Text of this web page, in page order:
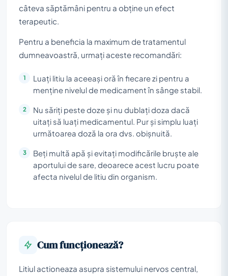
câteva săptămâni pentru a obține un efect
terapeutic.
Pentru a beneficia la maximum de tratamentul
dumneavoastră, urmați aceste recomandări:
Luați litiu la aceeași oră în fiecare zi pentru a
menține nivelul de medicament în sânge stabil.
Nu săriți peste doze și nu dublați doza dacă
uitați să luați medicamentul. Pur și simplu luați
următoarea doză la ora dvs. obișnuită.
Beți multă apă și evitați modificările bruște ale
aportului de sare, deoarece acest lucru poate
afecta nivelul de litiu din organism.
Cum funcționează?
Litiul actioneaza asupra sistemului nervos central,